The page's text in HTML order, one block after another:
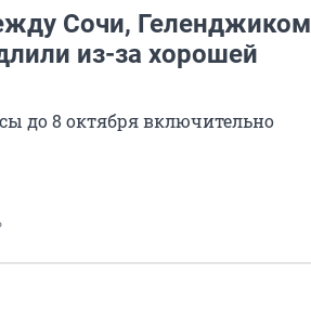
Сочи, Геленджиком
из-за хорошей
до 8 октября включительно